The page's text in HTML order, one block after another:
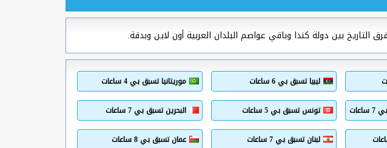
التاريخ بين دولة كندا وباقي عواصم البلدان العربية أون لاين وبدقة.
ليبيا تسبق بي 6 ساعات موريتانيا تسبق بي 4 ساعات
تونس تسبق بي 5 ساعات البحرين تسبق بي 7 ساعات
لبنان تسبق بي 7 ساعات عمان تسبق بي 8 ساعات